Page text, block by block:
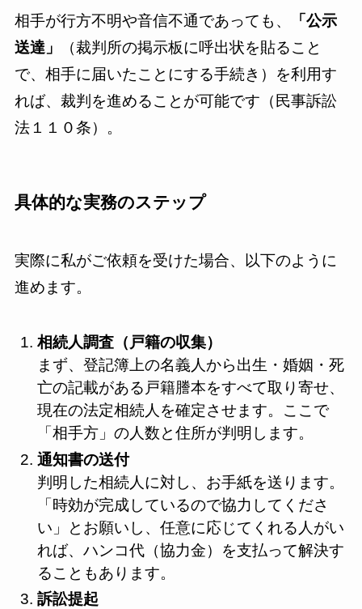
相手が行方不明や音信不通であっても、
「公示
送達」
（裁判所の掲示板に呼出状を貼ること
で、相手に届いたことにする手続き）を利用す
れば、裁判を進めることが可能です（民事訴訟
法１１０条）。
具体的な実務のステップ
実際に私がご依頼を受けた場合、以下のように
進めます。
相続人調査（戸籍の収集）
まず、登記簿上の名義人から出生・婚姻・死
亡の記載がある戸籍謄本をすべて取り寄せ、
現在の法定相続人を確定させます。ここで
「相手方」の人数と住所が判明します。
通知書の送付
判明した相続人に対し、お手紙を送ります。
「時効が完成しているので協力してくださ
い」とお願いし、任意に応じてくれる人がい
れば、ハンコ代（協力金）を支払って解決す
ることもあります。
訴訟提起